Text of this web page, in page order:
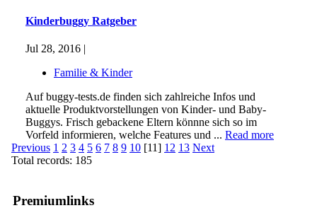
Premiumlinks
Kinderbuggy Ratgeber
Jul 28, 2016 |
Familie & Kinder
Auf buggy-tests.de finden sich zahlreiche Infos und
aktuelle Produktvorstellungen von Kinder- und Baby-
Buggys. Frisch gebackene Eltern könnne sich so im
Vorfeld informieren, welche Features und ... Read more
Previous 1 2 3 4 5 6 7 8 9 10 [11] 12 13 Next
Total records: 185